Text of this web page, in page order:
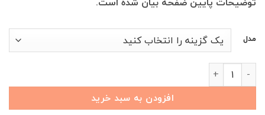
مدل
چادر خودرو TIGGO7 PRO عدد
افزودن به سبد خرید